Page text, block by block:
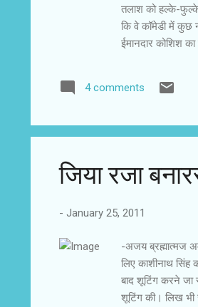
तलाश को हल्के-
कि वे कॉमेडी में कुछ
ईमानदार कोशिश
विवाह के प्रति
आए परिवर्तन को
4 comments
जिया रजा
- January 25, 2011
-अजय ब्रह्मात्‍मज
लिए काशीनाथ
बाद शूटिंग करने जा
शूटिंग की। लिख भी